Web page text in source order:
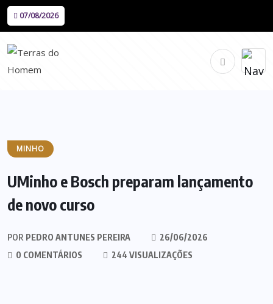
07/08/2026
MINHO
UMinho e Bosch preparam lançamento
de novo curso
POR PEDRO ANTUNES PEREIRA
26/06/2026
0 COMENTÁRIOS
244 VISUALIZAÇÕES